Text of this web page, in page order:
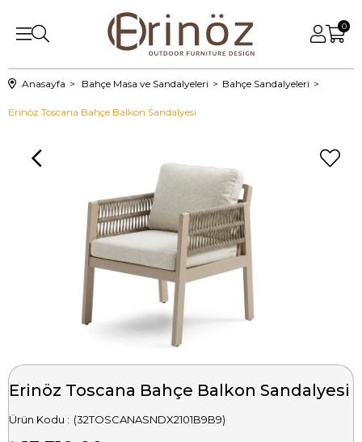
0
Anasayfa Bahçe Masa ve Sandalyeleri Bahçe Sandalyeleri
Erinöz Toscana Bahçe Balkon Sandalyesi
Erinöz Toscana Bahçe Balkon Sandalyesi
(32TOSCANASNDX2101B9B9)